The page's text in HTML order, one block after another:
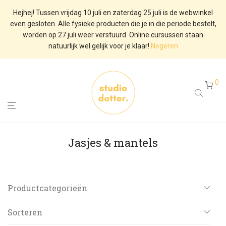
Hejhej! Tussen vrijdag 10 juli en zaterdag 25 juli is de webwinkel
even gesloten. Alle fysieke producten die je in die periode bestelt,
worden op 27 juli weer verstuurd. Online cursussen staan
natuurlijk wel gelijk voor je klaar! Negeren
0
Jasjes & mantels
Productcategorieën
Sorteren